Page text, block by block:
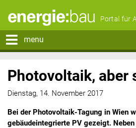
Portal für
menu
Photovoltaik, aber
Dienstag, 14. November 2017
Bei der Photovoltaik-Tagung in Wien
gebäudeintegrierte PV gezeigt.